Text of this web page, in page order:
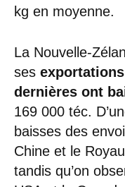
kg en moyenne.
La Nouvelle-
ses
dernières ont
169 000 téc.
baisses des
Chine et le
tandis qu’on